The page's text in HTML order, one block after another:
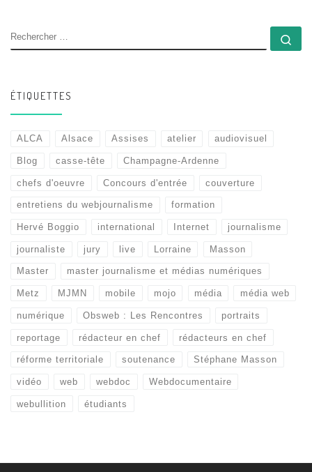
RECHERCHER
ÉTIQUETTES
ALCA Alsace Assises atelier audiovisuel
Blog casse-tête Champagne-Ardenne
chefs d'oeuvre Concours d'entrée couverture
entretiens du webjournalisme formation
Hervé Boggio international Internet journalisme
journaliste jury live Lorraine Masson
Master master journalisme et médias numériques
Metz MJMN mobile mojo média média web
numérique Obsweb : Les Rencontres portraits
reportage rédacteur en chef rédacteurs en chef
réforme territoriale soutenance Stéphane Masson
vidéo web webdoc Webdocumentaire
webullition étudiants